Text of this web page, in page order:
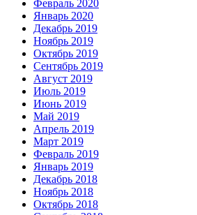
Февраль 2020
Январь 2020
Декабрь 2019
Ноябрь 2019
Октябрь 2019
Сентябрь 2019
Август 2019
Июль 2019
Июнь 2019
Май 2019
Апрель 2019
Март 2019
Февраль 2019
Январь 2019
Декабрь 2018
Ноябрь 2018
Октябрь 2018